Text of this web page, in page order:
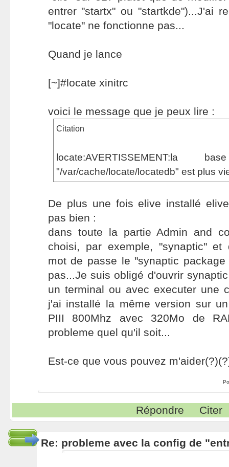
entrer "startx" ou "startkde")...J'ai
"locate" ne fonctionne pas...
Quand je lance
[~]#locate xinitrc
voici le message que je peux lire :
Citation
locate:AVERTISSEMENT:la
"/var/cache/locate/locatedb" est plus
De plus une fois elive installé
pas bien :
dans toute la partie Admin and
choisi, par exemple, "synaptic" et
mot de passe le "synaptic
pas...Je suis obligé d'ouvrir
un terminal ou avec executer une
j'ai installé la même version sur
PIII 800Mhz avec 320Mo de
probleme quel qu'il soit...
Est-ce que vous pouvez
Répondre Citer
Re: probleme avec la config de